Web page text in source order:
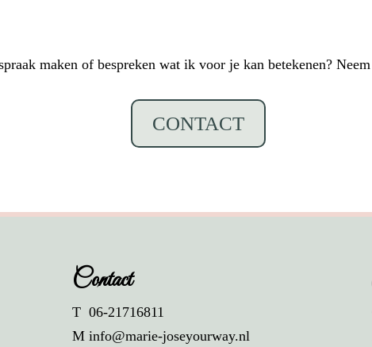
maken of bespreken wat ik voor je kan betekenen?
CONTACT
Contact
T 06-21716811
M info@marie-joseyourway.nl